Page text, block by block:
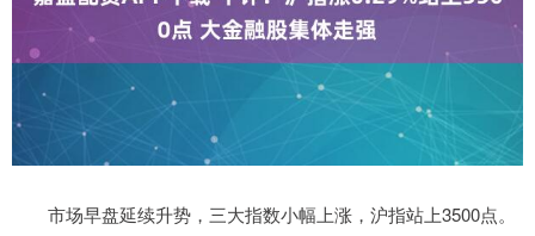
市场早盘延续升势，三大指数小幅上涨，沪指站上3500点。